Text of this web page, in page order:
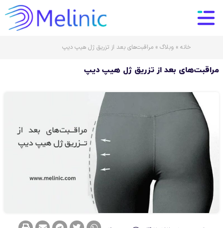
خانه » وبلاگ » مراقبت‌های بعد از تزریق ژل هیپ دیپ
مراقبت‌های بعد از تزریق ژل هیپ دیپ